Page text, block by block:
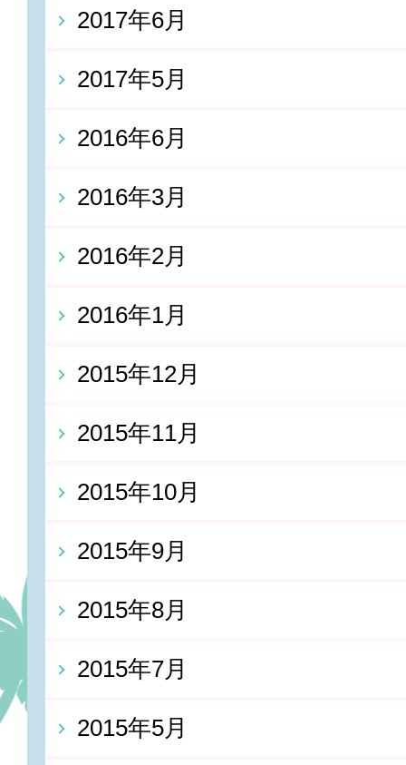
2017年6月
2017年5月
2016年6月
2016年3月
2016年2月
2016年1月
2015年12月
2015年11月
2015年10月
2015年9月
2015年8月
2015年7月
2015年5月